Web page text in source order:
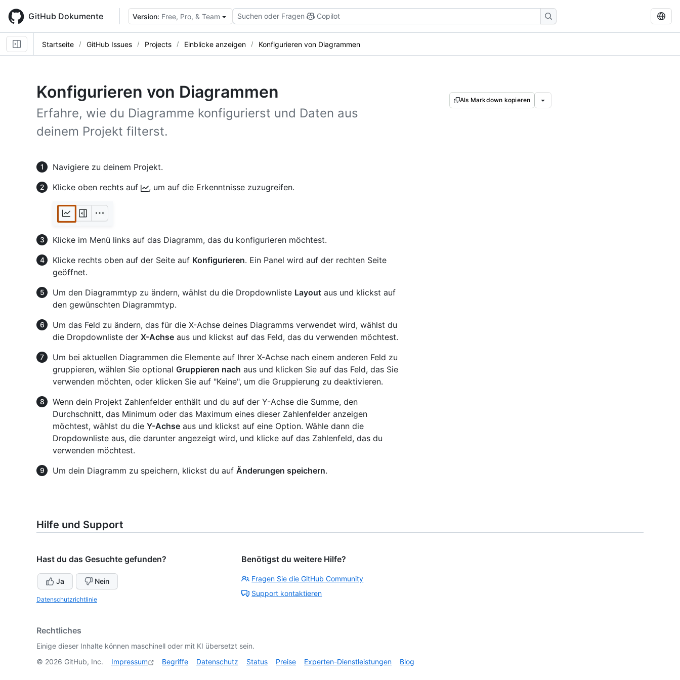
main
content
GitHub Dokumente Version: Free, Pro, & Team Suchen oder Fragen Copilot
Startseite GitHub Issues Projects Einblicke anzeigen Konfigurieren von Diagrammen
Konfigurieren von Diagrammen
Erfahre, wie du Diagramme konfigurierst und Daten aus
deinem Projekt filterst.
Als Markdown kopieren
Navigiere zu deinem Projekt.
Klicke oben rechts auf
, um auf die Erkenntnisse zuzugreifen.
Klicke im Menü links auf das Diagramm, das du konfigurieren möchtest.
Klicke rechts oben auf der Seite auf Konfigurieren. Ein Panel wird auf der rechten Seite
geöffnet.
Um den Diagrammtyp zu ändern, wählst du die Dropdownliste Layout aus und klickst auf
den gewünschten Diagrammtyp.
Um das Feld zu ändern, das für die X-Achse deines Diagramms verwendet wird, wählst du
die Dropdownliste der X-Achse aus und klickst auf das Feld, das du verwenden möchtest.
Um bei aktuellen Diagrammen die Elemente auf Ihrer X-Achse nach einem anderen Feld zu
gruppieren, wählen Sie optional Gruppieren nach aus und klicken Sie auf das Feld, das Sie
verwenden möchten, oder klicken Sie auf "Keine", um die Gruppierung zu deaktivieren.
Wenn dein Projekt Zahlenfelder enthält und du auf der Y-Achse die Summe, den
Durchschnitt, das Minimum oder das Maximum eines dieser Zahlenfelder anzeigen
möchtest, wählst du die Y-Achse aus und klickst auf eine Option. Wähle dann die
Dropdownliste aus, die darunter angezeigt wird, und klicke auf das Zahlenfeld, das du
verwenden möchtest.
Um dein Diagramm zu speichern, klickst du auf Änderungen speichern.
Hilfe und Support
Hast du das Gesuchte gefunden?
Ja Nein
Datenschutzrichtlinie
Benötigst du weitere Hilfe?
Fragen Sie die GitHub Community
Support kontaktieren
Rechtliches
Einige dieser Inhalte können maschinell oder mit KI übersetzt sein.
© 2026 GitHub, Inc. Impressum Begriffe Datenschutz Status Preise Experten-Dienstleistungen Blog